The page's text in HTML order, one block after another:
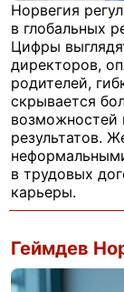
Норвегия
в глобальных
Цифры
директоров,
родителей,
скрывается
возможностей
результатов.
в трудовых
карьеры.
Геймдев